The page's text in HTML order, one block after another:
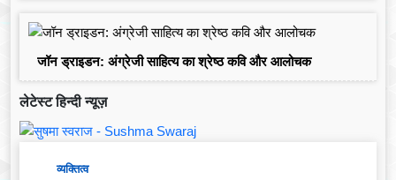
जॉन ड्राइडन: अंग्रेजी साहित्य का श्रेष्ठ कवि और आलोचक
लेटेस्ट हिन्दी न्यूज़
व्यक्तित्व